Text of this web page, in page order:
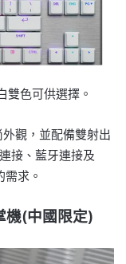
雙色可供選擇。
觀，並配備雙射出
接、藍牙連接及
求。
(中國限定)